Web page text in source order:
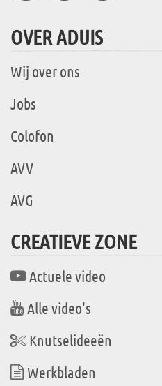
OVER ADUIS
Wij over ons
Jobs
Colofon
AVV
AVG
CREATIEVE ZONE
Actuele video
Alle video's
Knutselideeën
Werkbladen